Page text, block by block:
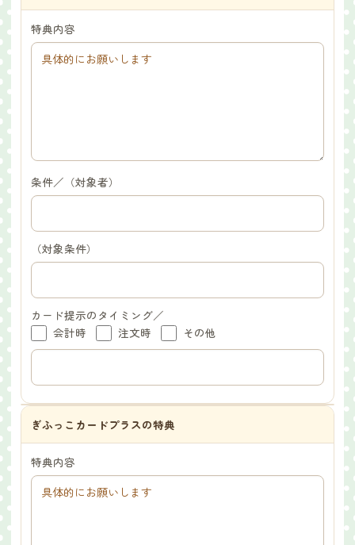
特典内容
条件／（対象者）
（対象条件）
カード提示のタイミング／
会計時
注文時 その他
ぎふっこカードプラスの特典
特典内容